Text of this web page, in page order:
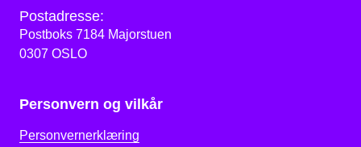
Postadresse:
Postboks 7184 Majorstuen
0307 OSLO
Personvern og vilkår
Personvernerklæring